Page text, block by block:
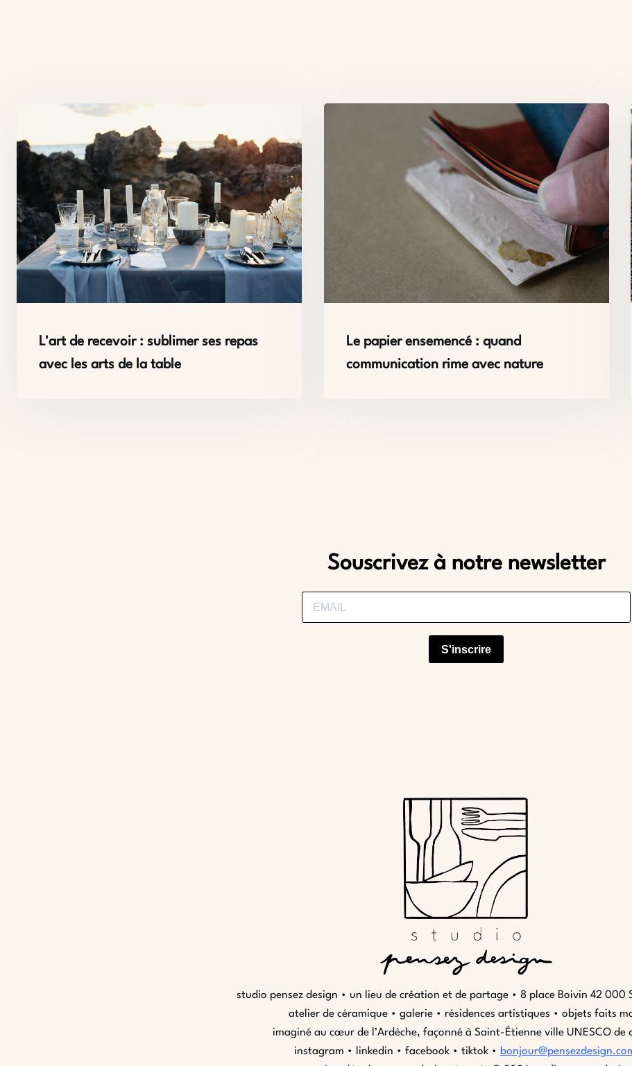
L'art de recevoir : sublimer ses repas
avec les arts de la table
Le papier ensemencé : quand
communication rime avec nature
Souscrivez à notre newsletter
S'inscrire
studio pensez design • un lieu de création et de partage • 8 place Boivin 42 000
atelier de céramique • galerie • résidences artistiques • objets faits
imaginé au cœur de l’Ardèche, façonné à Saint-Étienne ville UNESCO de
instagram • linkedin • facebook• tiktok•